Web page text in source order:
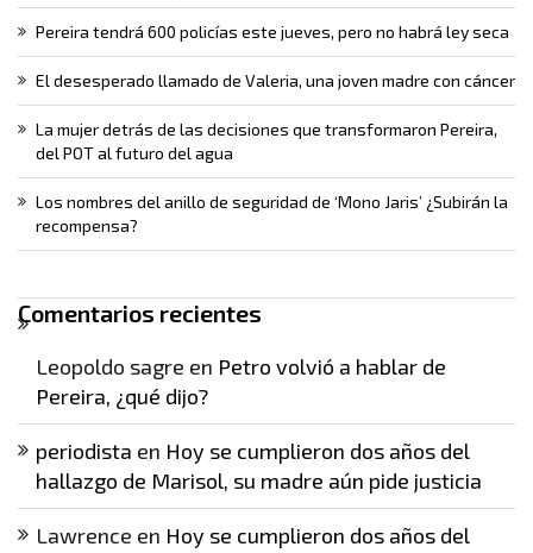
Pereira tendrá 600 policías este jueves, pero no habrá ley seca
El desesperado llamado de Valeria, una joven madre con cáncer
La mujer detrás de las decisiones que transformaron Pereira,
del POT al futuro del agua
Los nombres del anillo de seguridad de ‘Mono Jaris’ ¿Subirán la
recompensa?
Comentarios recientes
Leopoldo sagre en Petro volvió a hablar de
Pereira, ¿qué dijo?
periodista en Hoy se cumplieron dos años del
hallazgo de Marisol, su madre aún pide justicia
Lawrence en Hoy se cumplieron dos años del